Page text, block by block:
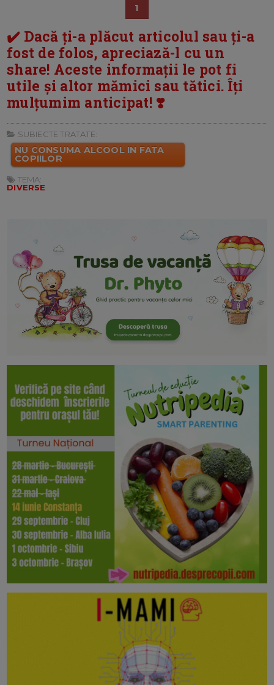
1
✔️ Dacă ți-a plăcut articolul sau ți-a
fost de folos, apreciază-l cu un
share! Aceste informații le pot fi
utile și altor mămici sau tătici. Îți
mulțumim anticipat! ❣️
SUBIECTE TRATATE:
NU CONSUMA ALCOOL IN FATA
COPIILOR
TEMA:
DIVERSE